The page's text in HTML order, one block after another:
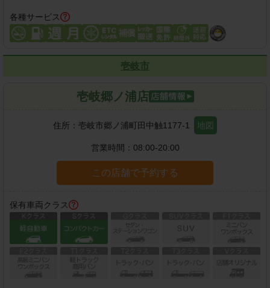
各種サービス
壱岐市
壱岐郷ノ浦店
住所： 壱岐市郷ノ浦町田中触1177-1 地図
営業時間： 08:00-20:00
この店舗で予約する
保有車両クラス